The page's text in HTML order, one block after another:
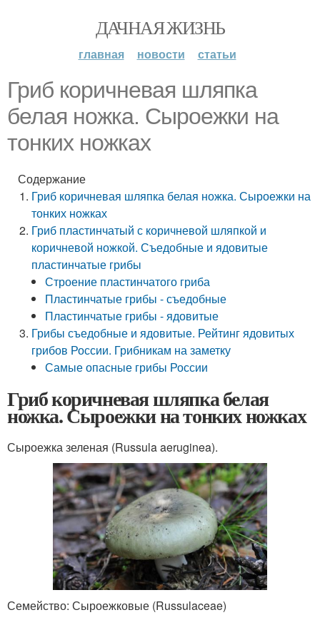
ДАЧНАЯ ЖИЗНЬ
главная новости статьи
Гриб коричневая шляпка
белая ножка. Сыроежки на
тонких ножках
Содержание
Гриб коричневая шляпка белая ножка. Сыроежки на
тонких ножках
Гриб пластинчатый с коричневой шляпкой и
коричневой ножкой. Съедобные и ядовитые
пластинчатые грибы
Строение пластинчатого гриба
Пластинчатые грибы - съедобные
Пластинчатые грибы - ядовитые
Грибы съедобные и ядовитые. Рейтинг ядовитых
грибов России. Грибникам на заметку
Самые опасные грибы России
Гриб коричневая шляпка белая
ножка. Сыроежки на тонких ножках
Сыроежка зеленая (Russula aeruginea).
Семейство: Сыроежковые (Russulaceae)